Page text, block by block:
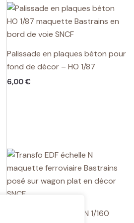
Palissade en plaques béton pour
fond de décor – HO 1/87
6,00 €
Transfo EDF béton – N 1/160